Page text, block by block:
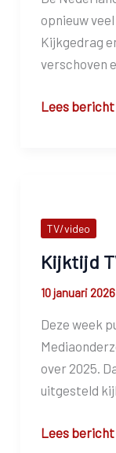
opnieuw
Kijkgedrag
verschoven
4Lees bericht
TV/video
Kijktijd
10 januari 2026
Deze week
over 2025.
uitgesteld
Kijktijd
Lees bericht